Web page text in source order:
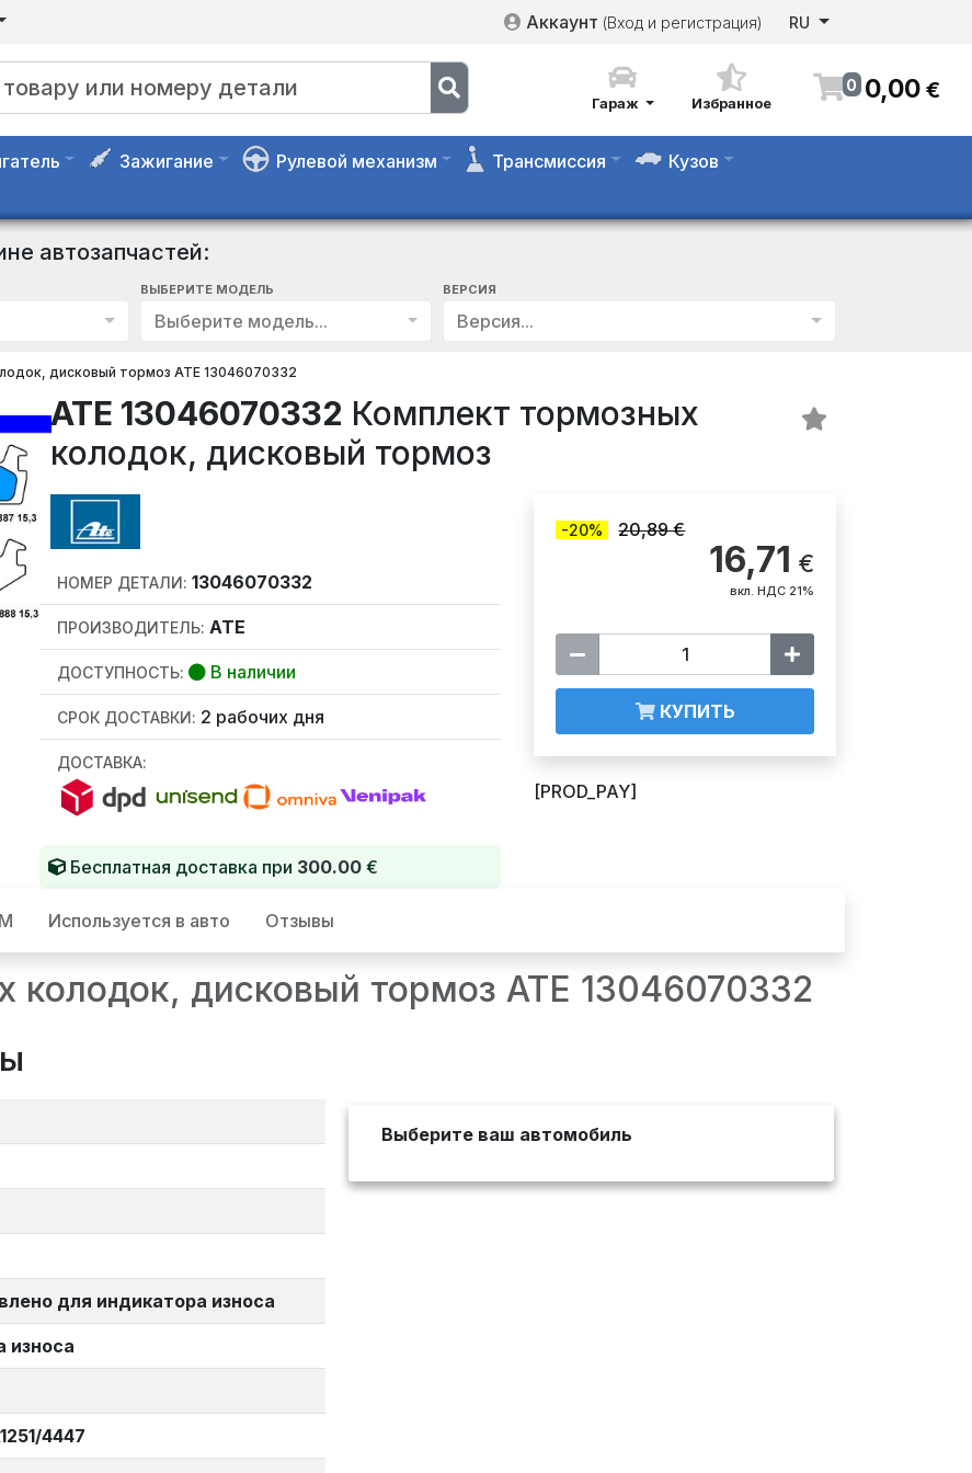
Аккаунт (Вход и регистрация) RU
Гараж Избранное
0 0,00 €
Зажигание Рулевой механизм Трансмиссия
Кузов
автозапчастей:
ВЫБЕРИТЕ МОДЕЛЬ
Выберите модель...
ВЕРСИЯ
Версия...
дисковый тормоз ATE 13046070332
ATE 13046070332 Комплект тормозных
колодок, дисковый тормоз
НОМЕР ДЕТАЛИ: 13046070332
ПРОИЗВОДИТЕЛЬ: ATE
ДОСТУПНОСТЬ: В наличии
СРОК ДОСТАВКИ: 2 рабочих дня
ДОСТАВКА:
Бесплатная доставка при 300.00€
-20% 20,89 €
16,71 €
вкл. НДС 21%
КУПИТЬ
[PROD_PAY]
Используется в авто Отзывы
колодок, дисковый тормоз ATE 13046070332
для индикатора износа
износа
4447
Выберите ваш автомобиль